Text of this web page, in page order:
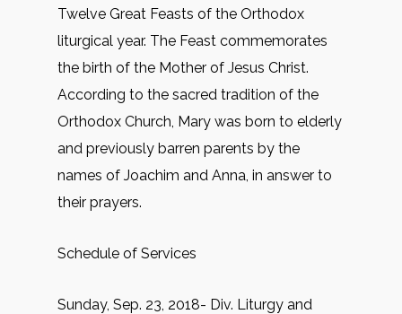
Twelve Great Feasts of the Orthodox
liturgical year. The Feast commemorates
the birth of the Mother of Jesus Christ.
According to the sacred tradition of the
Orthodox Church, Mary was born to elderly
and previously barren parents by the
names of Joachim and Anna, in answer to
their prayers.
Schedule of Services
Sunday, Sep. 23, 2018- Div. Liturgy and